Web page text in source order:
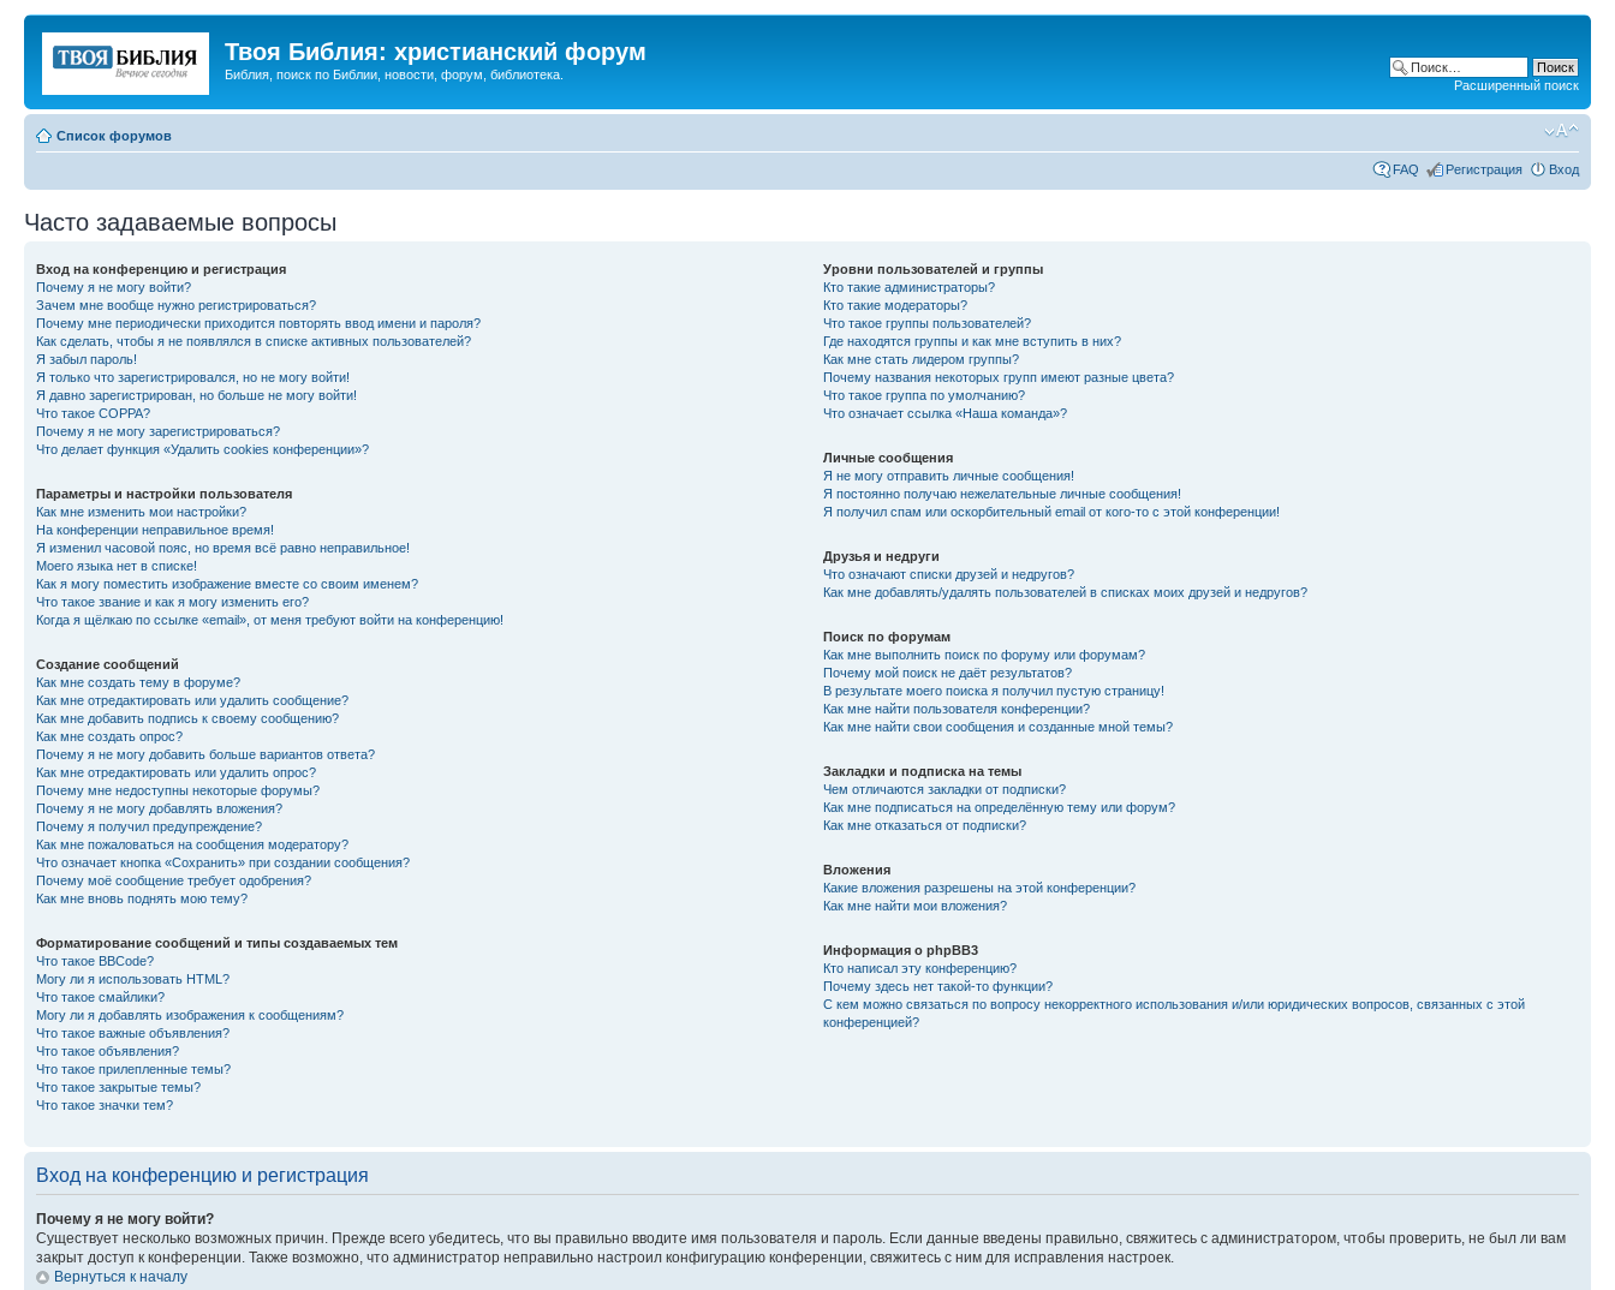
Твоя Библия: христианский форум
Библия, поиск по Библии, новости, форум, библиотека.
Расширенный поиск
Список форумов
FAQ Регистрация Вход
Часто задаваемые вопросы
Вход на конференцию и регистрация
Почему я не могу войти?
Зачем мне вообще нужно регистрироваться?
Почему мне периодически приходится повторять ввод имени и пароля?
Как сделать, чтобы я не появлялся в списке активных пользователей?
Я забыл пароль!
Я только что зарегистрировался, но не могу войти!
Я давно зарегистрирован, но больше не могу войти!
Что такое COPPA?
Почему я не могу зарегистрироваться?
Что делает функция «Удалить cookies конференции»?
Параметры и настройки пользователя
Как мне изменить мои настройки?
На конференции неправильное время!
Я изменил часовой пояс, но время всё равно неправильное!
Моего языка нет в списке!
Как я могу поместить изображение вместе со своим именем?
Что такое звание и как я могу изменить его?
Когда я щёлкаю по ссылке «email», от меня требуют войти на конференцию!
Создание сообщений
Как мне создать тему в форуме?
Как мне отредактировать или удалить сообщение?
Как мне добавить подпись к своему сообщению?
Как мне создать опрос?
Почему я не могу добавить больше вариантов ответа?
Как мне отредактировать или удалить опрос?
Почему мне недоступны некоторые форумы?
Почему я не могу добавлять вложения?
Почему я получил предупреждение?
Как мне пожаловаться на сообщения модератору?
Что означает кнопка «Сохранить» при создании сообщения?
Почему моё сообщение требует одобрения?
Как мне вновь поднять мою тему?
Форматирование сообщений и типы создаваемых тем
Что такое BBCode?
Могу ли я использовать HTML?
Что такое смайлики?
Могу ли я добавлять изображения к сообщениям?
Что такое важные объявления?
Что такое объявления?
Что такое прилепленные темы?
Что такое закрытые темы?
Что такое значки тем?
Уровни пользователей и группы
Кто такие администраторы?
Кто такие модераторы?
Что такое группы пользователей?
Где находятся группы и как мне вступить в них?
Как мне стать лидером группы?
Почему названия некоторых групп имеют разные цвета?
Что такое группа по умолчанию?
Что означает ссылка «Наша команда»?
Личные сообщения
Я не могу отправить личные сообщения!
Я постоянно получаю нежелательные личные сообщения!
Я получил спам или оскорбительный email от кого-то с этой конференции!
Друзья и недруги
Что означают списки друзей и недругов?
Как мне добавлять/удалять пользователей в списках моих друзей и недругов?
Поиск по форумам
Как мне выполнить поиск по форуму или форумам?
Почему мой поиск не даёт результатов?
В результате моего поиска я получил пустую страницу!
Как мне найти пользователя конференции?
Как мне найти свои сообщения и созданные мной темы?
Закладки и подписка на темы
Чем отличаются закладки от подписки?
Как мне подписаться на определённую тему или форум?
Как мне отказаться от подписки?
Вложения
Какие вложения разрешены на этой конференции?
Как мне найти мои вложения?
Информация о phpBB3
Кто написал эту конференцию?
Почему здесь нет такой-то функции?
С кем можно связаться по вопросу некорректного использования и/или юридических вопросов, связанных с этой
конференцией?
Вход на конференцию и регистрация
Почему я не могу войти?
Существует несколько возможных причин. Прежде всего убедитесь, что вы правильно вводите имя пользователя и пароль. Если данные введены правильно, свяжитесь с администратором, чтобы проверить, не был ли вам
закрыт доступ к конференции. Также возможно, что администратор неправильно настроил конфигурацию конференции, свяжитесь с ним для исправления настроек.
Вернуться к началу